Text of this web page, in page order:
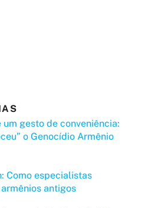
gesto de conveniência:
o Genocídio Armênio
Como especialistas
antigos